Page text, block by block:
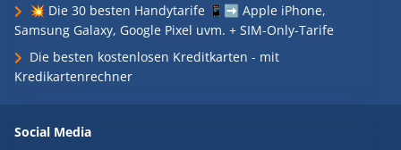
💥 Die 30 besten Handytarife 📱➡️ Apple iPhone,
Samsung Galaxy, Google Pixel uvm. + SIM-Only-Tarife
Die besten kostenlosen Kreditkarten - mit
Kredikartenrechner
Social Media